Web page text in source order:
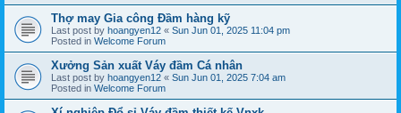
Thợ may Gia công Đầm hàng kỹ
Last post by hoangyen12 « Sun Jun 01, 2025 11:04 pm
Posted in Welcome Forum
Xưởng Sản xuất Váy đầm Cá nhân
Last post by hoangyen12 « Sun Jun 01, 2025 7:04 am
Posted in Welcome Forum